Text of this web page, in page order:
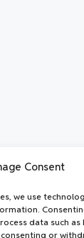
Consent
we use
data such
or